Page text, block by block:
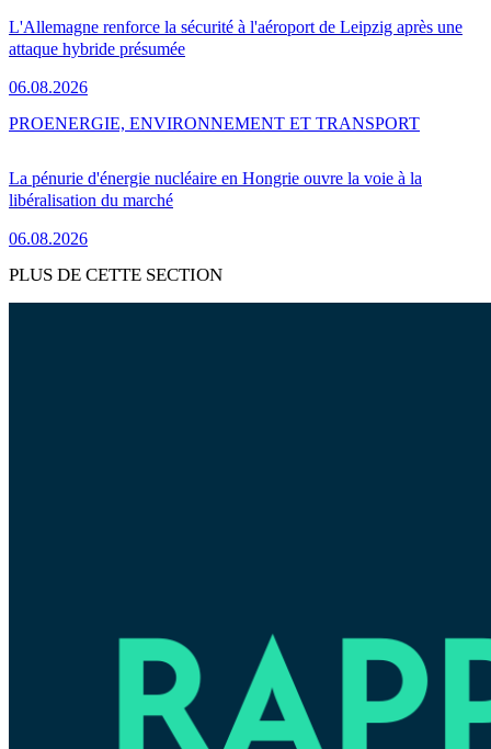
L'Allemagne renforce la sécurité à l'aéroport de Leipzig après une
attaque hybride présumée
06.08.2026
La pénurie d'énergie nucléaire en Hongrie ouvre la voie à la
libéralisation du marché
06.08.2026
PROENERGIE, ENVIRONNEMENT ET TRANSPORT
PLUS DE CETTE SECTION